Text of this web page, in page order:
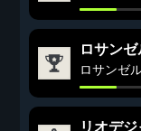
ロサン
ロサンゼ
リオデ